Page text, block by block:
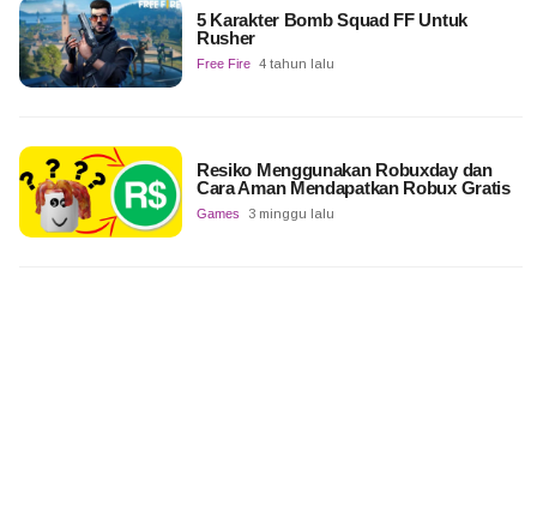
5 Karakter Bomb Squad FF Untuk
Rusher
Free Fire 4 tahun lalu
Resiko Menggunakan Robuxday dan
Cara Aman Mendapatkan Robux Gratis
Games 3 minggu lalu